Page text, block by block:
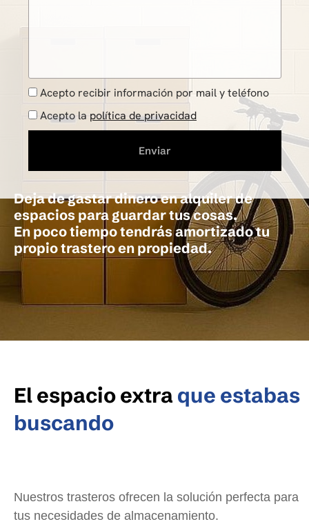
Acepto recibir información por mail y teléfono
Acepto la política de privacidad
Enviar
Deja de gastar dinero en alquiler de
espacios para guardar tus cosas.
En poco tiempo tendrás amortizado tu
propio trastero en propiedad.
El espacio extra que estabas
buscando
Nuestros trasteros ofrecen la solución perfecta para
tus necesidades de almacenamiento.